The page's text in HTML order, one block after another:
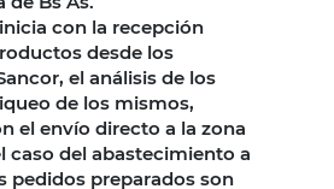
con la recepción
desde los
el análisis de los
de los mismos,
el envío directo a la zona
caso del abastecimiento a
pedidos preparados son